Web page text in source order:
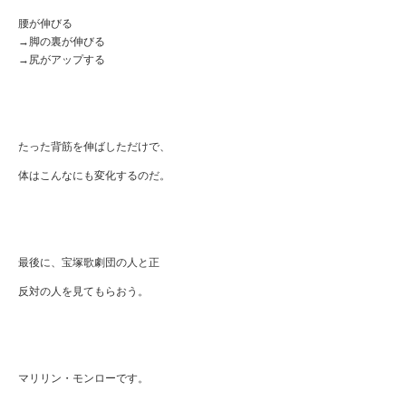
腰が伸びる
→脚の裏が伸びる
→尻がアップする
たった背筋を伸ばしただけで、
体はこんなにも変化するのだ。
最後に、宝塚歌劇団の人と正
反対の人を見てもらおう。
マリリン・モンローです。